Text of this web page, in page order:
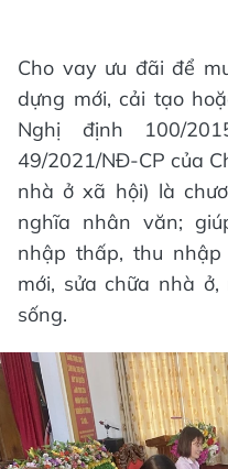
Cho vay ưu đãi để
dựng mới, cải tạo
Nghị định 100/
49/2021/NĐ-CP của
nhà ở xã hội) là
nghĩa nhân văn;
nhập thấp, thu
mới, sửa chữa nhà
sống.